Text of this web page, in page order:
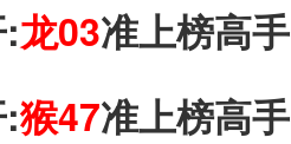
龙03准上榜高手
猴47准上榜高手